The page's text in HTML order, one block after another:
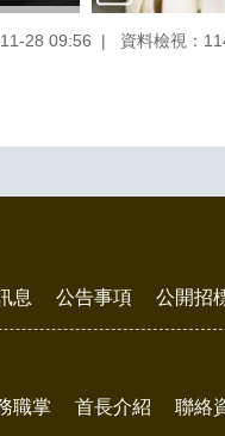
28 09:56 資料檢視：
息 公告事項 公開招
職掌 首長介紹 聯絡